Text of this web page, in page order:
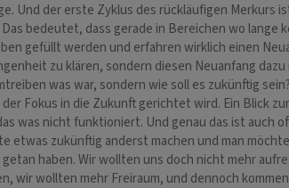
Und der erste Zyklus des rückläufigen Merkurs
bedeutet, dass gerade in Bereichen wo lange
gefüllt werden und erfahren wirklich einen
zu klären, sondern diesen Neuanfang
was war, sondern wie soll es zukünftig
Fokus in die Zukunft gerichtet wird. Ein Blick
was nicht funktioniert. Und genau das ist auch
etwas zukünftig anderst machen und man
haben. Wir wollten uns doch nicht mehr
wollten mehr Freiraum, und dennoch